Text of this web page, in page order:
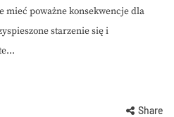
mieć poważne konsekwencje dla
starzenie się i
Share